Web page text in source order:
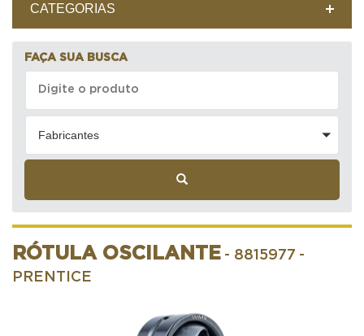
CATEGORIAS
FAÇA SUA BUSCA
Fabricantes
RÓTULA OSCILANTE - 8815977 -
PRENTICE